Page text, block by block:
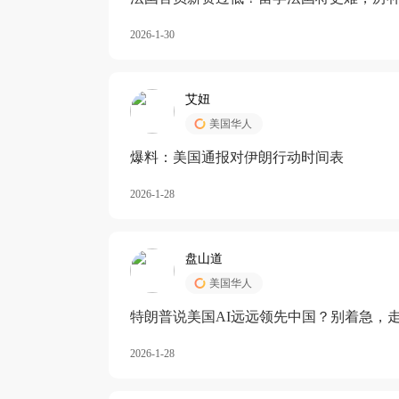
2026-1-30
艾妞
美国华人
爆料：美国通报对伊朗行动时间表
2026-1-28
盘山道
美国华人
特朗普说美国AI远远领先中国？别着急，
2026-1-28